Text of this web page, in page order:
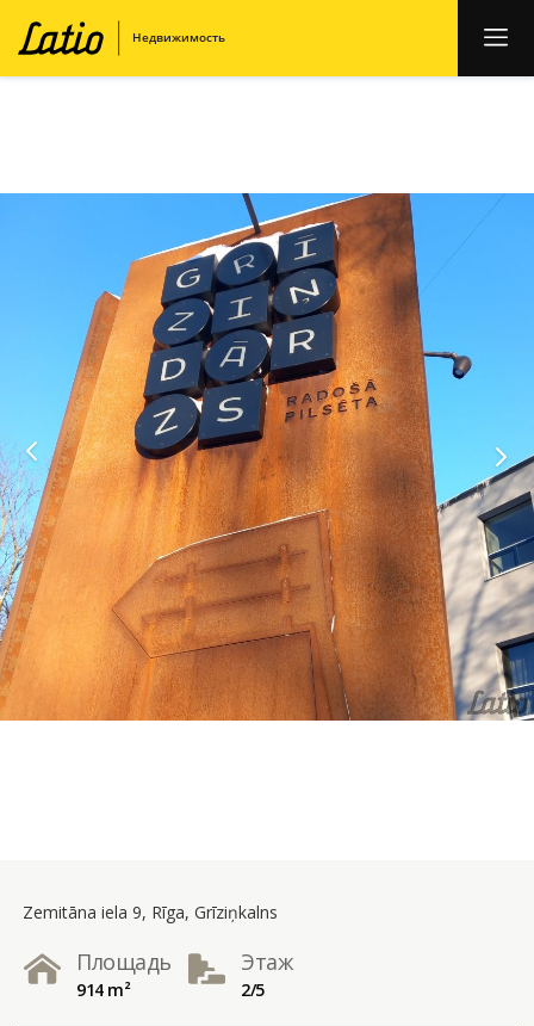
Zemitāna iela 9, Rīga, Grīziņkalns
Площадь
914 m²
Этаж
2/5